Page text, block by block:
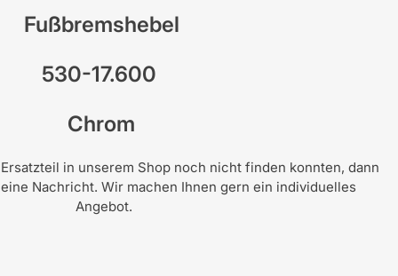
Fußbremshebel
530-17.600
Chrom
in unserem Shop noch nicht finden konnten, dann
Nachricht. Wir machen Ihnen gern ein individuelles
Angebot.